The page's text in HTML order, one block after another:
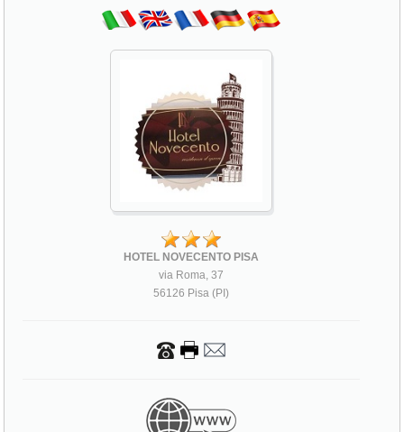
HOTEL NOVECENTO PISA
via Roma, 37
56126 Pisa (PI)